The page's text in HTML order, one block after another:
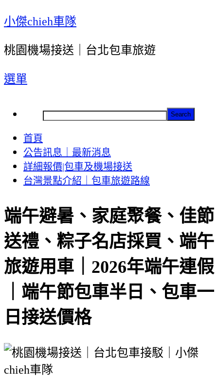
跳
主
要
內
小傑chieh車隊
桃園機場接送｜台北包車旅遊
選單
Search
首頁
公告訊息｜最新消息
詳細報價|包車及機場接送
台灣景點介紹｜包車旅遊路線
端午避暑、家庭聚餐、佳節
送禮、粽子名店採買、端午
旅遊用車｜2026年端午連假
｜端午節包車半日、包車一
日接送價格